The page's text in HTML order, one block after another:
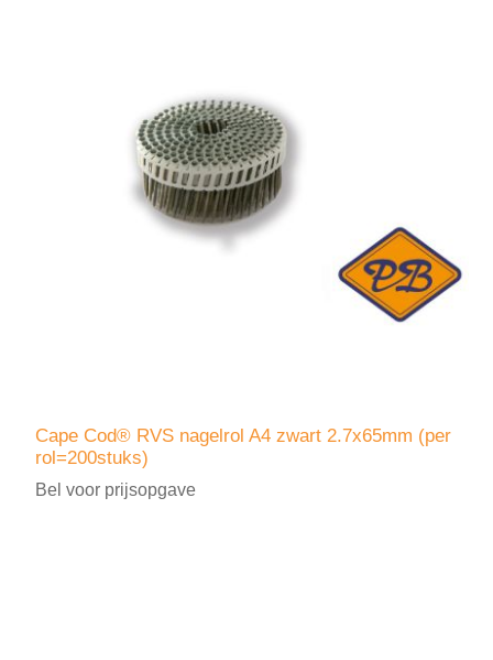
Cape Cod® RVS nagelrol A4 zwart 2.7x65mm (per
rol=200stuks)
Bel voor prijsopgave